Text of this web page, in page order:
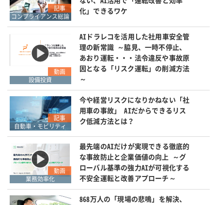
記事
コンプライアンス総論
化」できるワケ
動画
設備投資
AIドラレコを活用した社用車安全管
理の新常識 ～脇見、一時不停止、
あおり運転・・・法令違反や事故原
因となる「リスク運転」の削減方法
～
記事
自動車・モビリティ
今や経営リスクになりかねない「社
用車の事故」 AIだからできるリス
ク低減方法とは？
動画
業務効率化
最先端のAIだけが実現できる徹底的
な事故防止と企業価値の向上 ～グ
ローバル基準の強力AIが可視化する
不安全運転と改善アプローチ～
868万人の「現場の悲鳴」を解決、